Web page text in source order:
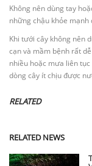
Không nên dùng tay
những chậu khỏe mạnh
Khi tưới cây không nên
cạn và mầm bệnh rất
nhiều hoặc mưa liên
dòng cây ít chịu được
RELATED
RELATED NEWS